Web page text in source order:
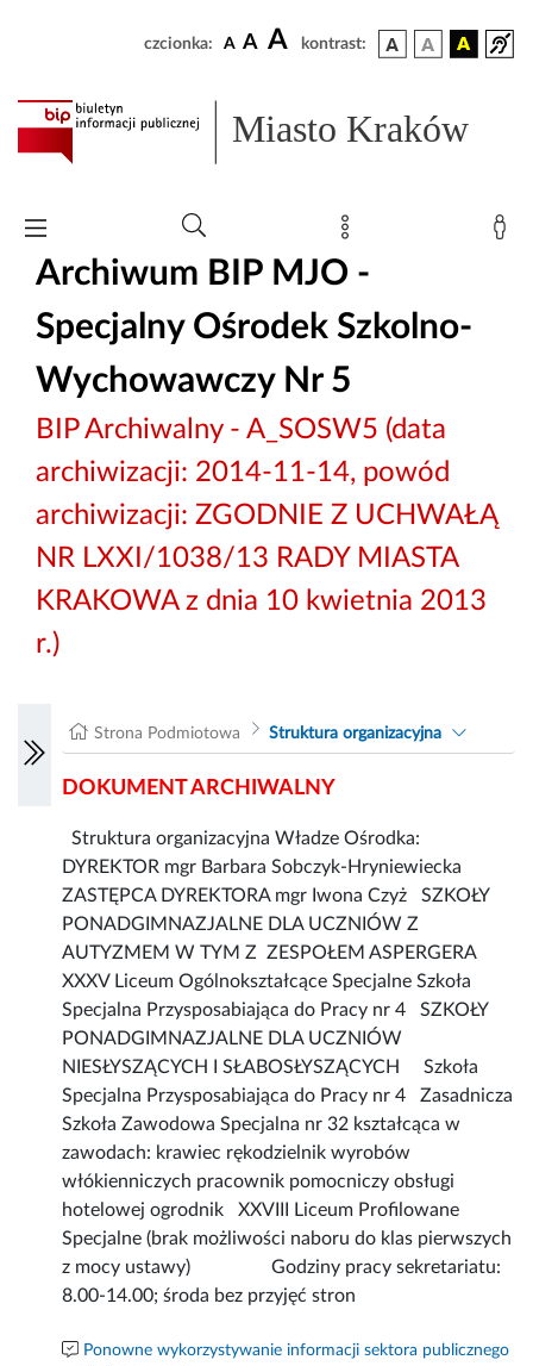
czcionka: A A A kontrast:
Miasto Kraków
Archiwum BIP MJO -
Specjalny Ośrodek Szkolno-
Wychowawczy Nr 5
BIP Archiwalny - A_SOSW5 (data
archiwizacji: 2014-11-14, powód
archiwizacji: ZGODNIE Z UCHWAŁĄ
NR LXXI/1038/13 RADY MIASTA
KRAKOWA z dnia 10 kwietnia 2013
r.)
Strona Podmiotowa Struktura organizacyjna
DOKUMENT ARCHIWALNY
Struktura organizacyjna Władze Ośrodka:
DYREKTOR mgr Barbara Sobczyk-Hryniewiecka
ZASTĘPCA DYREKTORA mgr Iwona Czyż SZKOŁY
PONADGIMNAZJALNE DLA UCZNIÓW Z
AUTYZMEM W TYM Z ZESPOŁEM ASPERGERA
XXXV Liceum Ogólnokształcące Specjalne Szkoła
Specjalna Przysposabiająca do Pracy nr 4 SZKOŁY
PONADGIMNAZJALNE DLA UCZNIÓW
NIESŁYSZĄCYCH I SŁABOSŁYSZĄCYCH Szkoła
Specjalna Przysposabiająca do Pracy nr 4 Zasadnicza
Szkoła Zawodowa Specjalna nr 32 kształcąca w
zawodach: krawiec rękodzielnik wyrobów
włókienniczych pracownik pomocniczy obsługi
hotelowej ogrodnik XXVIII Liceum Profilowane
Specjalne (brak możliwości naboru do klas pierwszych
z mocy ustawy) Godziny pracy sekretariatu:
8.00-14.00; środa bez przyjęć stron
Ponowne wykorzystywanie informacji sektora publicznego